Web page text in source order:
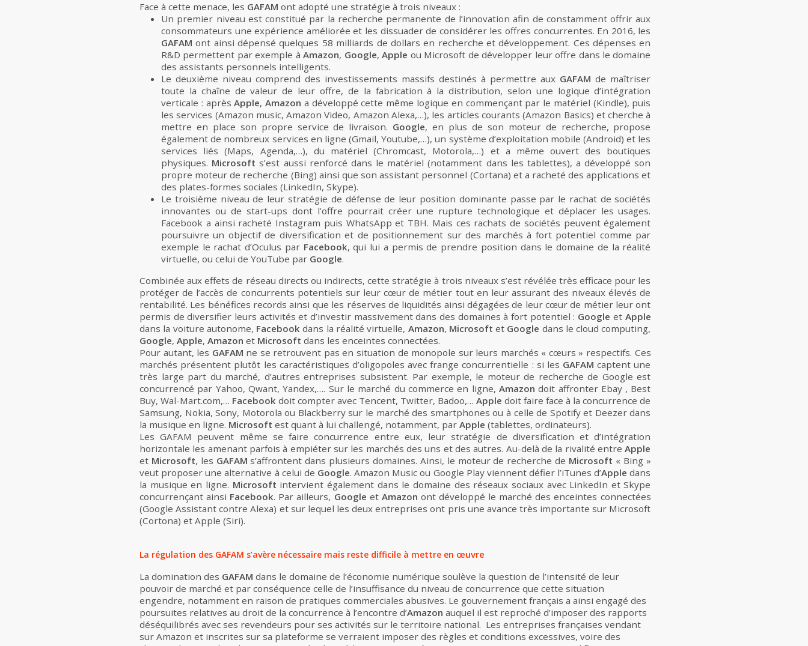
Face à cette menace, les GAFAM ont adopté une stratégie à trois niveaux :
Un premier niveau est constitué par la recherche permanente de l’innovation afin de constamment offrir aux
consommateurs une expérience améliorée et les dissuader de considérer les offres concurrentes. En 2016, les
GAFAM ont ainsi dépensé quelques 58 milliards de dollars en recherche et développement. Ces dépenses en
R&D permettent par exemple àAmazon, Google,Apple ou Microsoft de développer leur offre dans le domaine
des assistants personnels intelligents.
Le deuxième niveau comprend des investissements massifs destinés à permettre aux GAFAM de maîtriser
toute la chaîne de valeur de leur offre, de la fabrication à la distribution, selon une logique d’intégration
verticale : après Apple,Amazon a développé cette même logique en commençant par le matériel (Kindle), puis
les services (Amazon music, Amazon Video, Amazon Alexa,…), les articles courants (Amazon Basics) et cherche à
mettre en place son propre service de livraison. Google, en plus de son moteur de recherche, propose
également de nombreux services en ligne (Gmail, Youtube,…), un système d’exploitation mobile (Android) et les
services liés (Maps, Agenda,…), du matériel (Chromcast, Motorola,…) et a même ouvert des boutiques
physiques. Microsoft s’est aussi renforcé dans le matériel (notamment dans les tablettes), a développé son
propre moteur de recherche (Bing) ainsi que son assistant personnel (Cortana) et a racheté des applications et
des plates-formes sociales (LinkedIn, Skype).
Le troisième niveau de leur stratégie de défense de leur position dominante passe par le rachat de sociétés
innovantes ou de start-ups dont l’offre pourrait créer une rupture technologique et déplacer les usages.
Facebook a ainsi racheté Instagram puis WhatsApp et TBH. Mais ces rachats de sociétés peuvent également
poursuivre un objectif de diversification et de positionnement sur des marchés à fort potentiel comme par
exemple le rachat d’Oculus par Facebook, qui lui a permis de prendre position dans le domaine de la réalité
virtuelle, ou celui de YouTube par Google.
Combinée aux effets de réseau directs ou indirects, cette stratégie à trois niveaux s’est révélée très efficace pour les
protéger de l’accès de concurrents potentiels sur leur cœur de métier tout en leur assurant des niveaux élevés de
rentabilité. Les bénéfices records ainsi que les réserves de liquidités ainsi dégagées de leur cœur de métier leur ont
permis de diversifier leurs activités et d’investir massivement dans des domaines à fort potentiel : Google et Apple
dans la voiture autonome, Facebook dans la réalité virtuelle, Amazon, Microsoft et Google dans le cloud computing,
Google, Apple, Amazon et Microsoft dans les enceintes connectées.
Pour autant, les GAFAM ne se retrouvent pas en situation de monopole sur leurs marchés « cœurs » respectifs. Ces
marchés présentent plutôt les caractéristiques d’oligopoles avec frange concurrentielle : si les GAFAM captent une
très large part du marché, d’autres entreprises subsistent. Par exemple, le moteur de recherche de Google est
concurrencé par Yahoo, Qwant, Yandex,…. Sur le marché du commerce en ligne, Amazon doit affronter Ebay , Best
Buy, Wal-Mart.com,… Facebookdoit compter avec Tencent, Twitter, Badoo,… Apple doit faire face à la concurrence de
Samsung, Nokia, Sony, Motorola ou Blackberry sur le marché des smartphones ou à celle de Spotify et Deezer dans
la musique en ligne. Microsoft est quant à lui challengé, notamment, par Apple (tablettes, ordinateurs).
Les GAFAM peuvent même se faire concurrence entre eux, leur stratégie de diversification et d’intégration
horizontale les amenant parfois à empiéter sur les marchés des uns et des autres. Au-delà de la rivalité entreApple
et Microsoft, les GAFAM s’affrontent dans plusieurs domaines. Ainsi, le moteur de recherche de Microsoft « Bing »
veut proposer une alternative à celui de Google. Amazon Music ou Google Play viennent défier l’iTunes d’Apple dans
la musique en ligne. Microsoft intervient également dans le domaine des réseaux sociaux avec LinkedIn et Skype
concurrençant ainsi Facebook. Par ailleurs, Google et Amazon ont développé le marché des enceintes connectées
(Google Assistant contre Alexa) et sur lequel les deux entreprises ont pris une avance très importante sur Microsoft
(Cortona) et Apple (Siri).
La régulation des GAFAM s’avère nécessaire mais reste difficile à mettre en œuvre
La domination des GAFAM dans le domaine de l’économie numérique soulève la question de l’intensité de leur
pouvoir de marché et par conséquence celle de l’insuffisance du niveau de concurrence que cette situation
engendre, notamment en raison de pratiques commerciales abusives. Le gouvernement français a ainsi engagé des
poursuites relatives au droit de la concurrence à l’encontre d’Amazon auquel il est reproché d’imposer des rapports
déséquilibrés avec ses revendeurs pour ses activités sur le territoire national. Les entreprises françaises vendant
sur Amazon et inscrites sur sa plateforme se verraient imposer des règles et conditions excessives, voire des